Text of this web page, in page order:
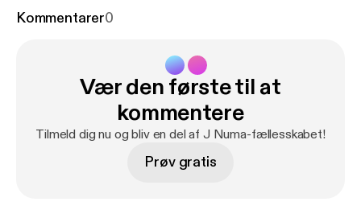
Kommentarer0
Vær den første til at
kommentere
Tilmeld dig nu og bliv en del af J Numa-fællesskabet!
Prøv gratis